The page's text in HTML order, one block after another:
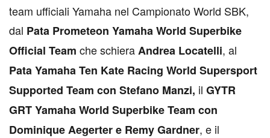
team ufficiali Yamaha nel Campionato World SBK,
dal Pata Prometeon Yamaha World Superbike
Official Team che schieraAndrea Locatelli, al
Pata Yamaha Ten Kate Racing World Supersport
Supported Team con Stefano Manzi, il GYTR
GRT Yamaha World Superbike Team con
Dominique Aegerter e Remy Gardner, e il